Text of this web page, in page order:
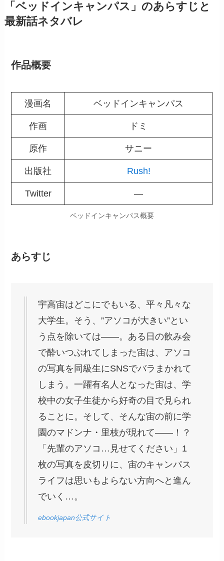
「ベッドインキャンパス」のあらすじと
最新話ネタバレ
作品概要
漫画名 ベッドインキャンパス
作画 ドミ
原作 サニー
出版社 Rush!
Twitter ―
ベッドインキャンパス概要
あらすじ
宇高宙はどこにでもいる、平々凡々な
大学生。そう、”アソコが大きい”とい
う点を除いては――。ある日の飲み会
で酔いつぶれてしまった宙は、アソコ
の写真を同級生にSNSでバラまかれて
しまう。一躍有名人となった宙は、学
校中の女子生徒から好奇の目で見られ
ることに。そして、そんな宙の前に学
園のマドンナ・里枝が現れて――！？
「先輩のアソコ…見せてください」1
枚の写真を皮切りに、宙のキャンパス
ライフは思いもよらない方向へと進ん
でいく…。
ebookjapan公式サイト